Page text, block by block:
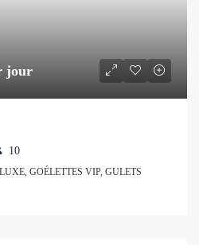
jour
10
GOÉLETTES VIP, GULETS